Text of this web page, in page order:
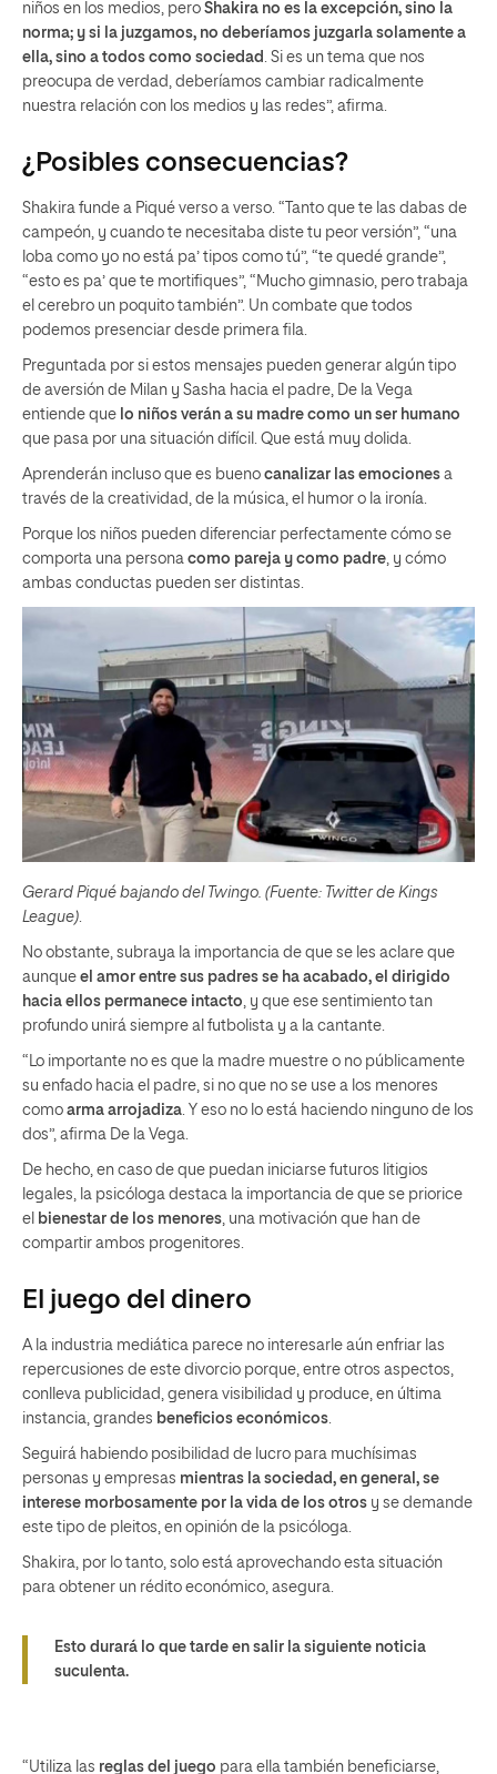
niños en los medios, pero Shakira no es la excepción, sino la
norma; y si la juzgamos, no deberíamos juzgarla solamente a
ella, sino a todos como sociedad . Si es un tema que nos
preocupa de verdad, deberíamos cambiar radicalmente
nuestra relación con los medios y las redes”, afirma.
¿Posibles consecuencias?
Shakira funde a Piqué verso a verso. “Tanto que te las dabas de
campeón, y cuando te necesitaba diste tu peor versión”, “una
loba como yo no está pa’ tipos como tú”, “te quedé grande”,
“esto es pa’ que te mortifiques”, “Mucho gimnasio, pero trabaja
el cerebro un poquito también”. Un combate que todos
podemos presenciar desde primera fila.
Preguntada por si estos mensajes pueden generar algún tipo
de aversión de Milan y Sasha hacia el padre, De la Vega
entiende que lo niños verán a su madre como un ser humano
que pasa por una situación difícil. Que está muy dolida.
Aprenderán incluso que es bueno canalizar las emociones a
través de la creatividad, de la música, el humor o la ironía.
Porque los niños pueden diferenciar perfectamente cómo se
comporta una persona como pareja y como padre, y cómo
ambas conductas pueden ser distintas.
Gerard Piqué bajando del Twingo. (Fuente: Twitter de Kings
League)
No obstante, subraya la importancia de que se les aclare que
aunque el amor entre sus padres se ha acabado, el dirigido
hacia ellos permanece intacto , y que ese sentimiento tan
profundo unirá siempre al futbolista y a la cantante.
“Lo importante no es que la madre muestre o no públicamente
su enfado hacia el padre, si no que no se use a los menores
como arma arrojadiza . Y eso no lo está haciendo ninguno de los
dos”, afirma De la Vega.
De hecho, en caso de que puedan iniciarse futuros litigios
legales, la psicóloga destaca la importancia de que se priorice
el bienestar de los menores , una motivación que han de
compartir ambos progenitores.
El juego del dinero
A la industria mediática parece no interesarle aún enfriar las
repercusiones de este divorcio porque, entre otros aspectos,
conlleva publicidad, genera visibilidad y produce, en última
instancia, grandes beneficios económicos
Seguirá habiendo posibilidad de lucro para muchísimas
personas y empresas mientras la sociedad, en general, se
interese morbosamente por la vida de los otros y se demande
este tipo de pleitos, en opinión de la psicóloga.
Shakira, por lo tanto, solo está aprovechando esta situación
para obtener un rédito económico, asegura.
Esto durará lo que tarde en salir la siguiente noticia
suculenta.
“Utiliza las reglas del juego para ella también beneficiarse,